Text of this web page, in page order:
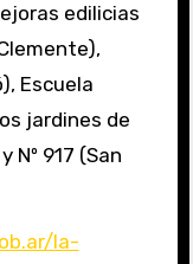
edilicias
Escuela
jardines de
Nº 917 (San
la-